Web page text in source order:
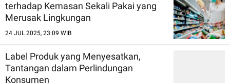
terhadap Kemasan Sekali Pakai yang
Merusak Lingkungan
24 JUL 2025, 23:09 WIB
Label Produk yang Menyesatkan,
Tantangan dalam Perlindungan
Konsumen